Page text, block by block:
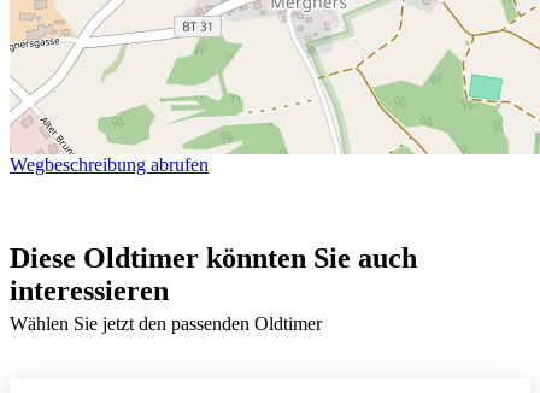
Wegbeschreibung abrufen
Diese Oldtimer könnten Sie auch
interessieren
Wählen Sie jetzt den passenden Oldtimer